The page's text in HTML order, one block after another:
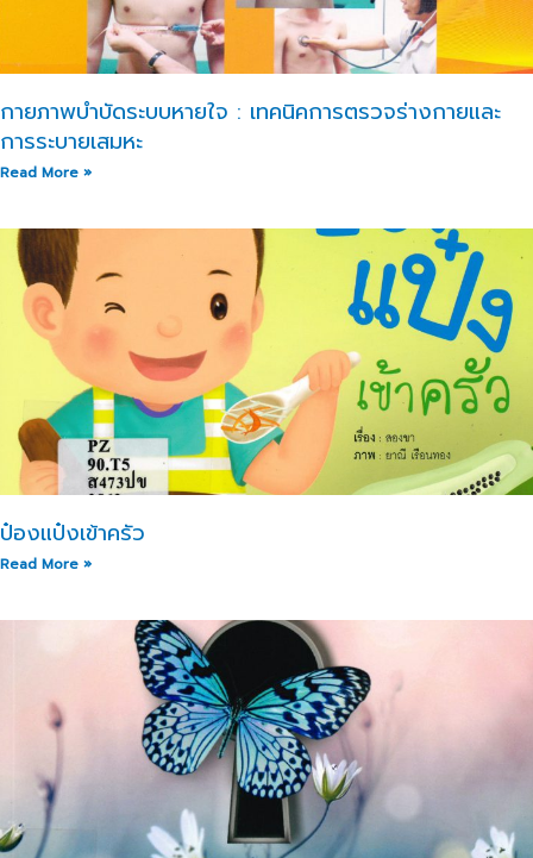
กายภาพบำบัดระบบหายใจ : เทคนิคการตรวจร่างกายและ
การระบายเสมหะ
Read More »
ป๋องแป๋งเข้าครัว
Read More »